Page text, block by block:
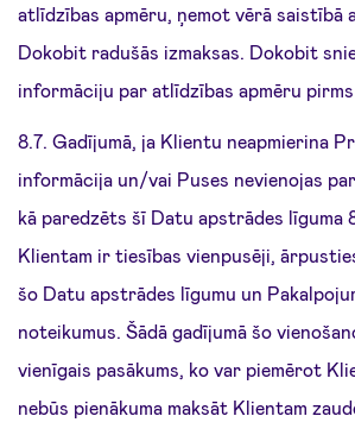
atlīdzības apmēru, ņemot vērā saistībā
Dokobit radušās izmaksas. Dokobit
informāciju par atlīdzības apmēru pirms
8.7. Gadījumā, ja Klientu neapmierina
informācija un/vai Puses nevienojas
kā paredzēts šī Datu apstrādes līguma
Klientam ir tiesības vienpusēji,
šo Datu apstrādes līgumu un
noteikumus. Šādā gadījumā šo
vienīgais pasākums, ko var piemērot
nebūs pienākuma maksāt Klientam